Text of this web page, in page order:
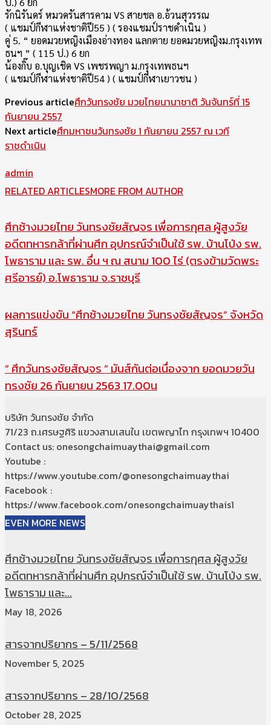
รักนิรันดร์ หมวดรันสารคาม VS สายชล อ.อ้วนสุวรรณ
( แชมป์กีฬาแห่งชาติปี55 ) ( รองแชมป์ราชดำเนิน )
คู่ 5. “ ยอดมวยหญิงเมืองอ่างทอง แลกตาย ยอดมวยหญิงม.กรุงเทพ
ธนฯ ” ( 115 ป.) 6 ยก
น้องกิ๊บ อ.บุญเชิด VS เพชรพญา ม.กรุงเทพธนฯ
( แชมป์กีฬาแห่งชาติปี54 ) ( แชมป์กีฬาเยาวชน )
Previous articleศึกวันทรงชัย มวยไทยนานาชาติ วันจันทร์ที่ 15
กันยายน 2557
Next articleศึกมหาชนวันทรงชัย 1 กันยายน 2557 ณ เวที
ราชดำเนิน
admin
RELATED ARTICLESMORE FROM AUTHOR
ศึกช้างมวยไทย วันทรงชัยสัญจร เพื่อการกุศล ผู้สูงวัย
อดีตทหารกล้าที่ผ่านศึก อุปกรณ์จำเป็นใช้ รพ. บ้านโป่ง รพ.
โพธาราม และ รพ. อื่น ฯ ณ สนาม 100 ไร่ (ตรงข้ามวัดพระ
ศรีอารย์) อ.โพธาราม จ.ราชบุรี
ผลการแข่งขัน “ศึกช้างมวยไทย วันทรงชัยสัญจร” จังหวัด
สุรินทร์
” ศึกวันทรงชัยสัญจร ” มันส์กันต่อเนื่องจาก ยอดมวยวัน
ทรงชัย 26 กันยายน 2563 17.00น
บริษัท วันทรงชัย จำกัด
71/23 ถ.เศรษฐศิริ แขวงสามเสนใน เขตพญาไท กรุงเทพฯ 10400
Contact us: onesongchaimuaythai@gmail.com
Youtube :
https://www.youtube.com/@onesongchaimuaythai
Facebook :
https://www.facebook.com/onesongchaimuaythais1
EVEN MORE NEWS
ศึกช้างมวยไทย วันทรงชัยสัญจร เพื่อการกุศล ผู้สูงวัย
อดีตทหารกล้าที่ผ่านศึก อุปกรณ์จำเป็นใช้ รพ. บ้านโป่ง รพ.
โพธาราม และ...
May 18, 2026
สารจากปริยากร – 5/11/2568
November 5, 2025
สารจากปริยากร – 28/10/2568
October 28, 2025